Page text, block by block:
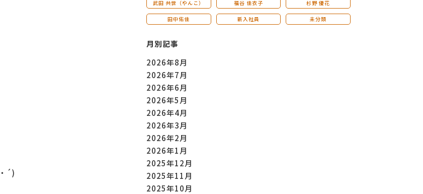
´)
武田 共世（やんこ） 福谷 佳衣子 杉野 優花
田中佑佳 新入社員 未分類
月別記事
2026年8月
2026年7月
2026年6月
2026年5月
2026年4月
2026年3月
2026年2月
2026年1月
2025年12月
2025年11月
2025年10月